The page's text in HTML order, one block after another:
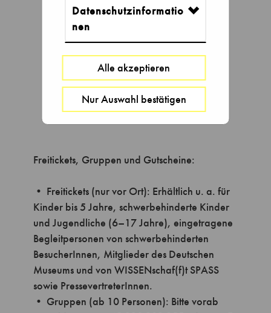
Datenschutzinformatio
nen
Alle akzeptieren
Nur Auswahl bestätigen
Tageskarten